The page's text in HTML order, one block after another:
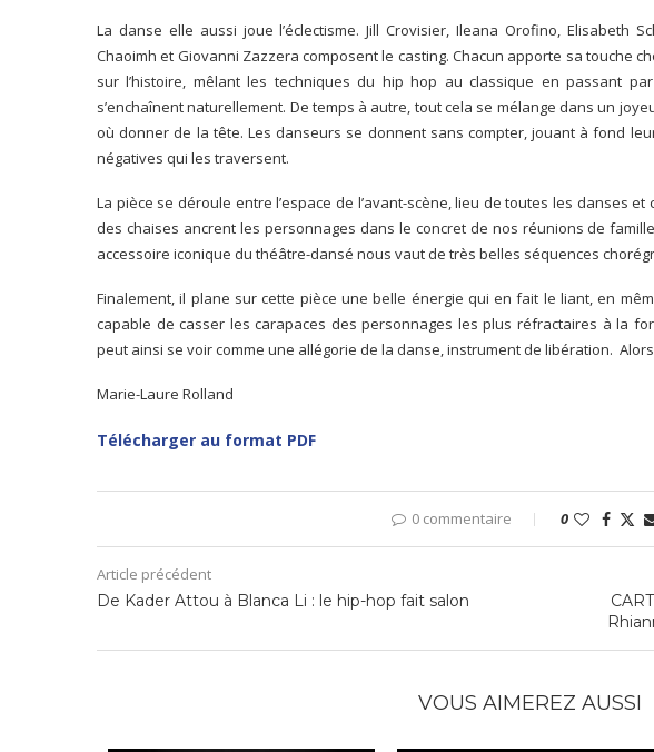
La danse elle aussi joue l’éclectisme. Jill Crovisier, Ileana Orofino, Elisabeth
Chaoimh et Giovanni Zazzera composent le casting. Chacun apporte sa touche
sur l’histoire, mêlant les techniques du hip hop au classique en passant
s’enchaînent naturellement. De temps à autre, tout cela se mélange dans un
où donner de la tête. Les danseurs se donnent sans compter, jouant à fond
négatives qui les traversent.
La pièce se déroule entre l’espace de l’avant-scène, lieu de toutes les danses
des chaises ancrent les personnages dans le concret de nos réunions de
accessoire iconique du théâtre-dansé nous vaut de très belles séquences
Finalement, il plane sur cette pièce une belle énergie qui en fait le liant, en
capable de casser les carapaces des personnages les plus réfractaires à la
peut ainsi se voir comme une allégorie de la danse, instrument de libération.
Marie-Laure Rolland
Télécharger au format PDF
0 commentaire 0
Article précédent
De Kader Attou à Blanca Li : le hip-hop fait salon
VOUS AIMEREZ AUSSI